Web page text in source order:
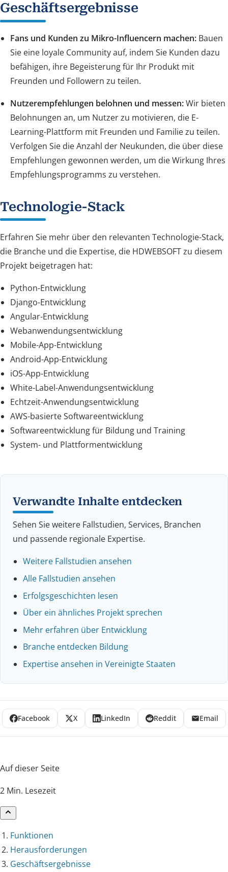
Geschäftsergebnisse
Fans und Kunden zu Mikro-Influencern machen: Bauen
Sie eine loyale Community auf, indem Sie Kunden dazu
befähigen, ihre Begeisterung für Ihr Produkt mit
Freunden und Followern zu teilen.
Nutzerempfehlungen belohnen und messen:Wir bieten
Belohnungen an, um Nutzer zu motivieren, die E-
Learning-Plattform mit Freunden und Familie zu teilen.
Verfolgen Sie die Anzahl der Neukunden, die über diese
Empfehlungen gewonnen werden, um die Wirkung Ihres
Empfehlungsprogramms zu verstehen.
Technologie-Stack
Erfahren Sie mehr über den relevanten Technologie-Stack,
die Branche und die Expertise, die HDWEBSOFT zu diesem
Projekt beigetragen hat:
Python-Entwicklung
Django-Entwicklung
Angular-Entwicklung
Webanwendungsentwicklung
Mobile-App-Entwicklung
Android-App-Entwicklung
iOS-App-Entwicklung
White-Label-Anwendungsentwicklung
Echtzeit-Anwendungsentwicklung
AWS-basierte Softwareentwicklung
Softwareentwicklung für Bildung und Training
System- und Plattformentwicklung
Verwandte Inhalte entdecken
Sehen Sie weitere Fallstudien, Services, Branchen
und passende regionale Expertise.
Weitere Fallstudien ansehen
Alle Fallstudien ansehen
Erfolgsgeschichten lesen
Über ein ähnliches Projekt sprechen
Mehr erfahren über Entwicklung
Branche entdecken Bildung
Expertise ansehen in Vereinigte Staaten
Facebook X LinkedIn Reddit Email
Auf dieser Seite
2 Min. Lesezeit
Funktionen
Herausforderungen
Geschäftsergebnisse